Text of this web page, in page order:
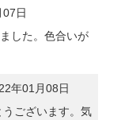
日
した。色合いが
年01月08日
ございます。気